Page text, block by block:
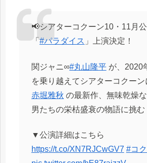
📢シアターコクーン10・11月
「#パラダイス 」上演決定！
関ジャニ∞#丸山隆平が、2020
を乗り越えてシアターコクーン
赤堀雅秋 の最新作、無味乾燥
男たちの栄枯盛衰の物語に挑む
▼公演詳細はこちら
https://t.co/XN7RJCwGV7 #コ